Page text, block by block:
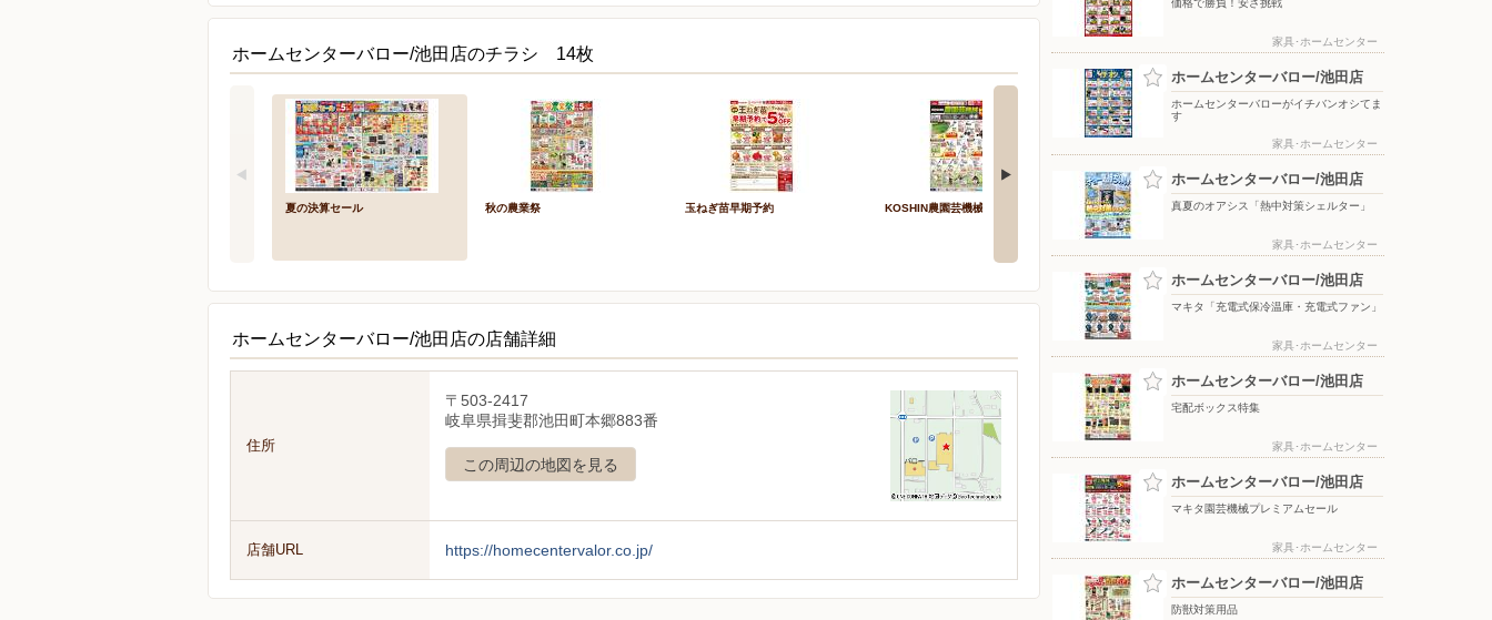
ホームセンターバロー/池田店のチラシ 14枚
夏の決算セール 秋の農業祭 玉ねぎ苗早期予約 KOSHIN農園芸機械特集 ポイントプラス 価格で勝負！安さ挑戦
ホームセンターバロー/池田店の店舗詳細
住所
〒503-2417
岐阜県揖斐郡池田町本郷883番
この周辺の地図を見る
店舗URL https://homecentervalor.co.jp/
価格で勝負！安さ挑戦
家具･ホームセンター
ホームセンターバロー/池田店
ホームセンターバローがイチバンオシてま
す
家具･ホームセンター
ホームセンターバロー/池田店
真夏のオアシス「熱中対策シェルター」
家具･ホームセンター
ホームセンターバロー/池田店
マキタ「充電式保冷温庫・充電式ファン」
家具･ホームセンター
ホームセンターバロー/池田店
宅配ボックス特集
家具･ホームセンター
ホームセンターバロー/池田店
マキタ園芸機械プレミアムセール
家具･ホームセンター
ホームセンターバロー/池田店
防獣対策用品